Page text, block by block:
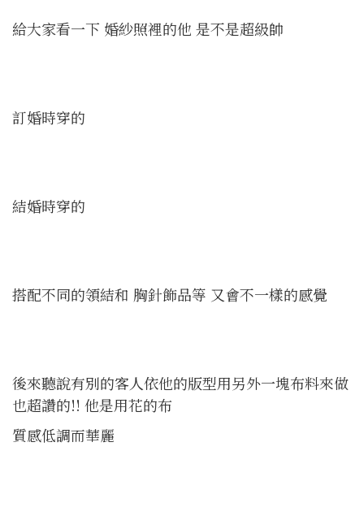
給大家看一下 婚紗照裡的他 是不是超級帥
訂婚時穿的
結婚時穿的
搭配不同的領結和 胸針飾品等 又會不一樣的感覺
後來聽說有別的客人依他的版型用另外一塊布料來做
也超讚的!! 他是用花的布
質感低調而華麗